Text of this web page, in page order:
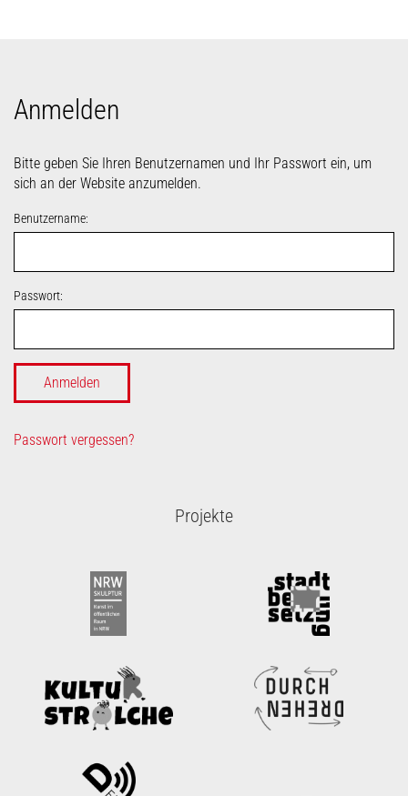
Anmelden
Bitte geben Sie Ihren Benutzernamen und Ihr Passwort ein, um
sich an der Website anzumelden.
Benutzername:
Passwort:
Passwort vergessen?
Projekte